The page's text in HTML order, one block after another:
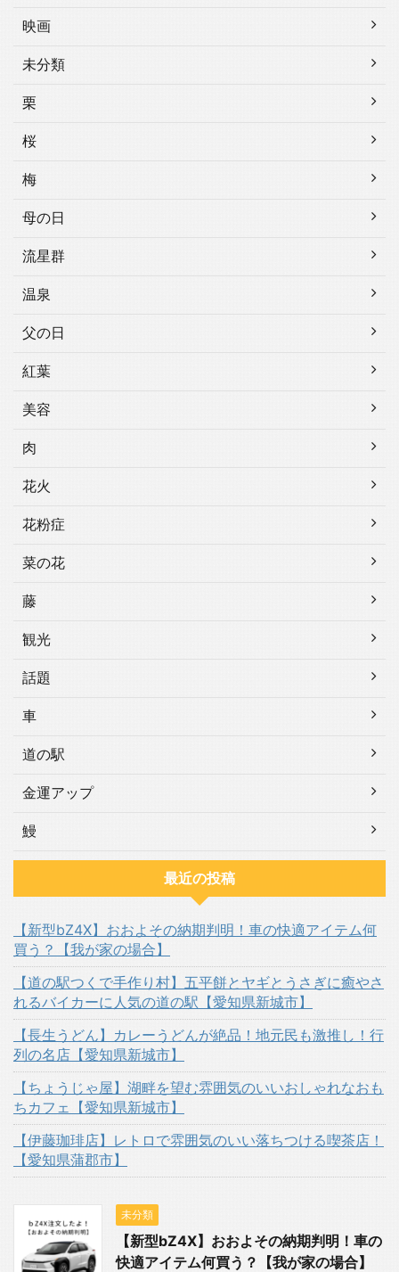
映画
未分類
栗
桜
梅
母の日
流星群
温泉
父の日
紅葉
美容
肉
花火
花粉症
菜の花
藤
観光
話題
車
道の駅
金運アップ
鰻
最近の投稿
【新型bZ4X】おおよその納期判明！車の快適アイテム何
買う？【我が家の場合】
【道の駅つくで手作り村】五平餅とヤギとうさぎに癒やさ
れるバイカーに人気の道の駅【愛知県新城市】
【長生うどん】カレーうどんが絶品！地元民も激推し！行
列の名店【愛知県新城市】
【ちょうじゃ屋】湖畔を望む雰囲気のいいおしゃれなおも
ちカフェ【愛知県新城市】
【伊藤珈琲店】レトロで雰囲気のいい落ちつける喫茶店！
【愛知県蒲郡市】
未分類
【新型bZ4X】おおよその納期判明！車の
快適アイテム何買う？【我が家の場合】